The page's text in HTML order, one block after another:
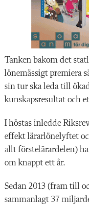
Tanken bakom det
lönemässigt premiera
sin tur ska leda till
kunskapsresultat och
I höstas inledde
effekt lärarlönelyftet
allt förstelärardelen)
om knappt ett år.
Sedan 2013 (fram till
sammanlagt 37